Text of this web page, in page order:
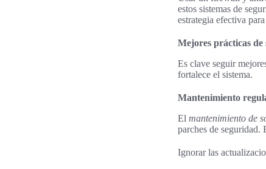
estos sistemas de
estrategia efectiva
Mejores prácticas
Es clave seguir
fortalece el sistema.
Mantenimiento
El mantenimiento de
parches de seguridad.
Ignorar las